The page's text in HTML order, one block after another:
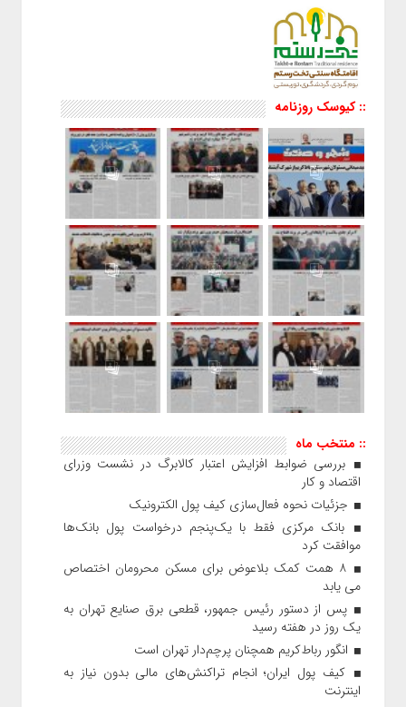
:: کیوسک روزنامه
:: منتخب ماه
بررسی ضوابط افزایش اعتبار کالابرگ در نشست وزرای
اقتصاد و کار
جزئیات نحوه فعال‌سازی کیف پول الکترونیک
بانک مرکزی فقط با یک‌‎پنجم درخواست پول بانک‌ها
موافقت کرد
۸ همت کمک بلاعوض برای مسکن محرومان اختصاص
می یابد
پس از دستور رئیس‌ جمهور، قطعی برق صنایع تهران به
یک روز در هفته رسید
انگور رباط‌کریم همچنان پرچم‌دار تهران است
کیف پول ایران؛ انجام تراکنش‌های مالی بدون نیاز به
اینترنت